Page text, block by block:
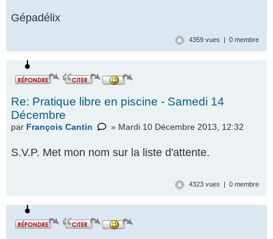
Gépadélix
4359 vues | 0 membre
Re: Pratique libre en piscine - Samedi 14
Décembre
par François Cantin » Mardi 10 Décembre 2013, 12:32
S.V.P. Met mon nom sur la liste d'attente.
4323 vues | 0 membre